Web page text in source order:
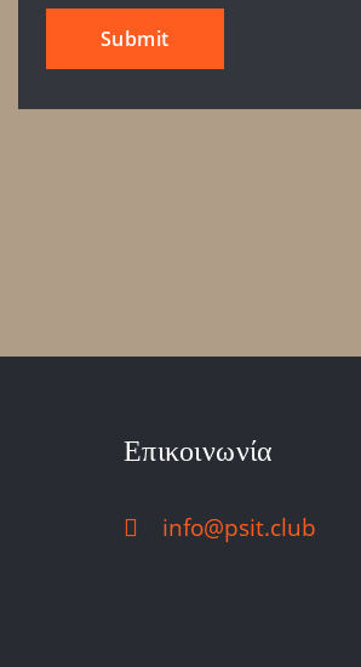
Επικοινωνία
info@psit.club